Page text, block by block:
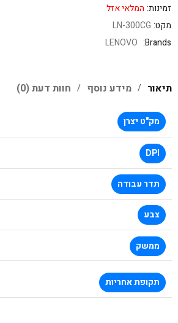
זמינות: המלאי אזל
מקט: LN-300CG
Brands:
LENOVO
תיאור מידע נוסף חוות דעת (0)
מק"ט יצרן
DPI
תדר עבודה
צבע
ממשק
תקופת אחריות